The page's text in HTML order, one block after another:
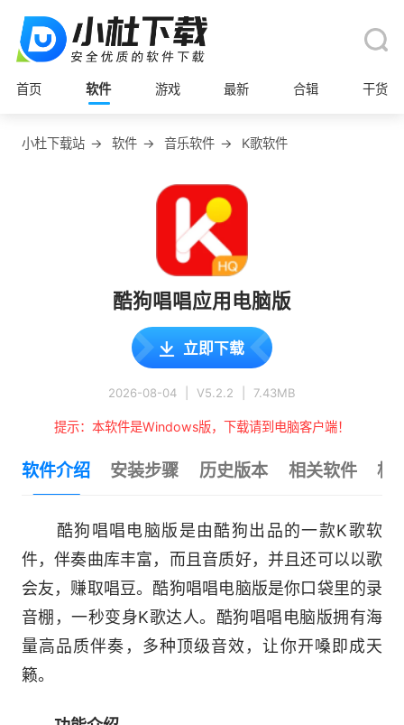
首页 软件 游戏 最新 合辑 干货
小杜下载站 → 软件 → 音乐软件 → K歌软件
酷狗唱唱应用电脑版
立即下载
2026-08-04 V5.2.2 7.43MB
提示：本软件是Windows版，下载请到电脑客户端！
软件介绍 安装步骤 历史版本 相关软件 相
酷狗唱唱电脑版是由酷狗出品的一款K歌软
件，伴奏曲库丰富，而且音质好，并且还可以以歌
会友，赚取唱豆。酷狗唱唱电脑版是你口袋里的录
音棚，一秒变身K歌达人。酷狗唱唱电脑版拥有海
量高品质伴奏，多种顶级音效，让你开嗓即成天
籁。